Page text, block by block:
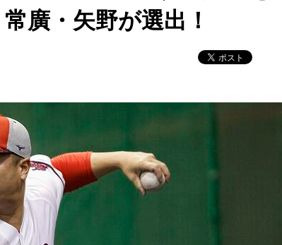
廣・矢野が選出！